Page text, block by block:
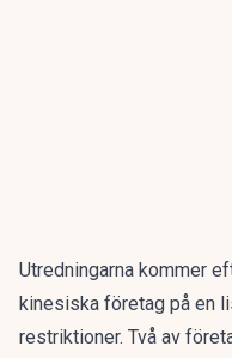
Utredningarna kommer
kinesiska företag på en
restriktioner. Två av